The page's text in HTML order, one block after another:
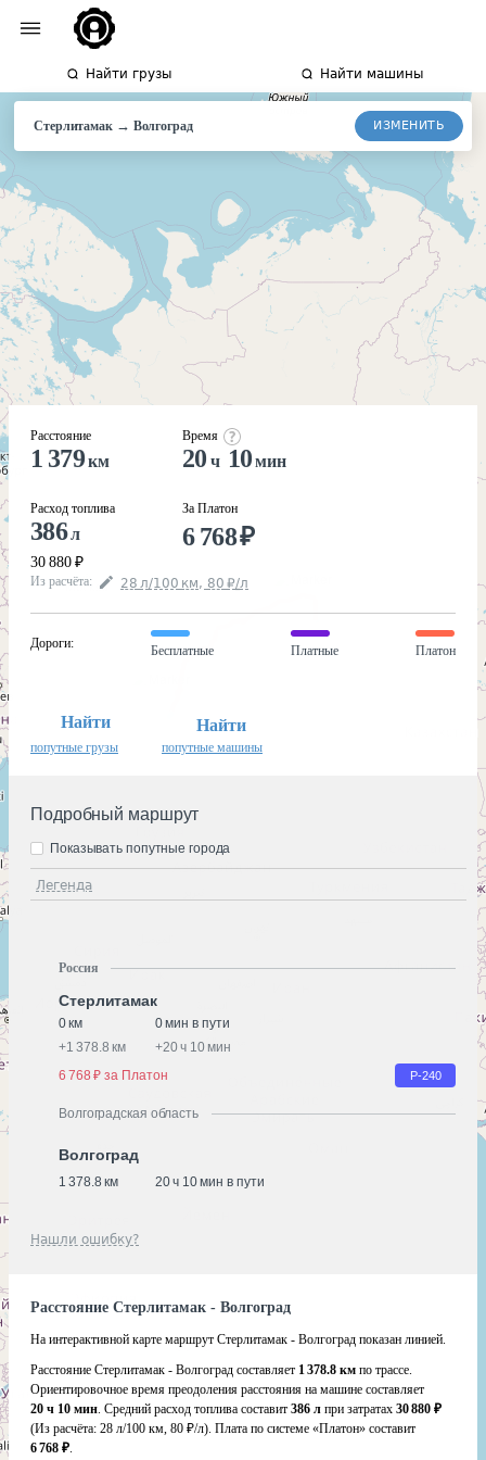
Найти грузы Найти машины
Стерлитамак→ Волгоград ИЗМЕНИТЬ
Расстояние
1 379км
Расход топлива
386л
30 880 ₽
Время
20 ч 10 мин
За Платон
6 768₽
Из расчёта: 28 л/100 км, 80 ₽/л
Дороги:
Бесплатные Платные Платон
Найти
попутные грузы
Найти
попутные машины
Подробный маршрут
Легенда
Показывать попутные города
Россия
Стерлитамак
0 км
0 мин в пути
+1 378.8 км +20 ч 10 мин
6 768 ₽ за Платон
Р-240
Волгоградская область
Волгоград
1 378.8 км 20 ч 10 мин в пути
Нашли ошибку?
Расстояние Стерлитамак - Волгоград
На интерактивной карте маршрут Стерлитамак - Волгоград показан линией.
Расстояние Стерлитамак - Волгоград составляет 1 378.8 км по трассе.
Ориентировочное время преодоления расстояния на машине составляет
20 ч 10 мин. Средний расход топлива составит 386 л при затратах 30 880 ₽
(Из расчёта: 28 л/100 км, 80 ₽/л). Плата по системе «Платон» составит
6 768 ₽.